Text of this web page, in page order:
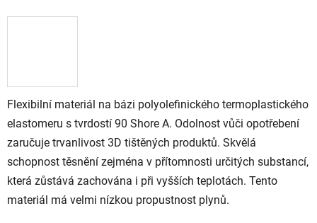
Flexibilní materiál na bázi polyolefinického termoplastického
elastomeru s tvrdostí 90 Shore A. Odolnost vůči opotřebení
zaručuje trvanlivost 3D tištěných produktů. Skvělá
schopnost těsnění zejména v přítomnosti určitých substancí,
která zůstává zachována i při vyšších teplotách. Tento
materiál má velmi nízkou propustnost plynů.